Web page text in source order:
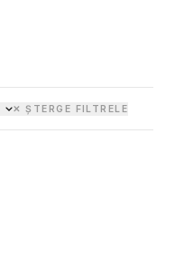
✕ ȘTERGE FILTRELE